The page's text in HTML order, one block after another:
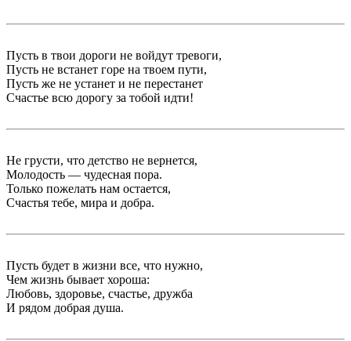
Пусть в твои дороги не войдут тревоги,
Пусть не встанет горе на твоем пути,
Пусть же не устанет и не перестанет
Счастье всю дорогу за тобой идти!
Не грусти, что детство не вернется,
Молодость — чудесная пора.
Только пожелать нам остается,
Счастья тебе, мира и добра.
Пусть будет в жизни все, что нужно,
Чем жизнь бывает хороша:
Любовь, здоровье, счастье, дружба
И рядом добрая душа.